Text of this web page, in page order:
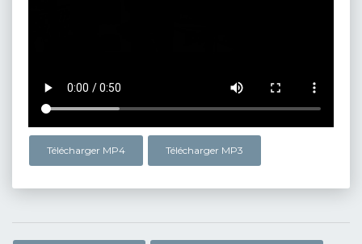
Télécharger MP4 Télécharger MP3